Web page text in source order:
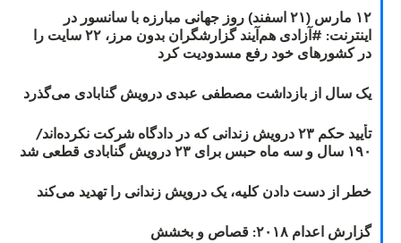
۱۲ مارس (۲۱ اسفند) روز جهانی مبارزه با سانسور در
اینترنت: #آزادی هم‌آیند گزارشگران‌ بدون مرز، ۲۲ سایت را
در کشورهای خود رفع مسدودیت کرد
یک سال از بازداشت مصطفی عبدی درویش گنابادی می‌گذرد
تأیید حکم ۲۳ درویش زندانی که در دادگاه شرکت نکرده‌اند/
۱۹۰ سال و سه ماه حبس برای ۲۳ درویش گنابادی قطعی شد
خطر از دست دادن کلیه، یک درویش زندانی را تهدید می‌کند
گزارش اعدام ۲۰۱۸: قصاص و بخشش